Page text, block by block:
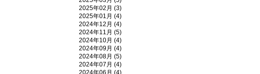
2025年02月 (3)
2025年01月 (4)
2024年12月 (4)
2024年11月 (5)
2024年10月 (4)
2024年09月 (4)
2024年08月 (5)
2024年07月 (4)
2024年06月 (4)